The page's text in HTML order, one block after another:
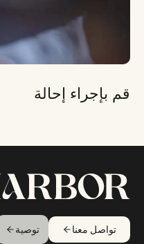
قم بإجراء إحالة
تواصل معنا توصية